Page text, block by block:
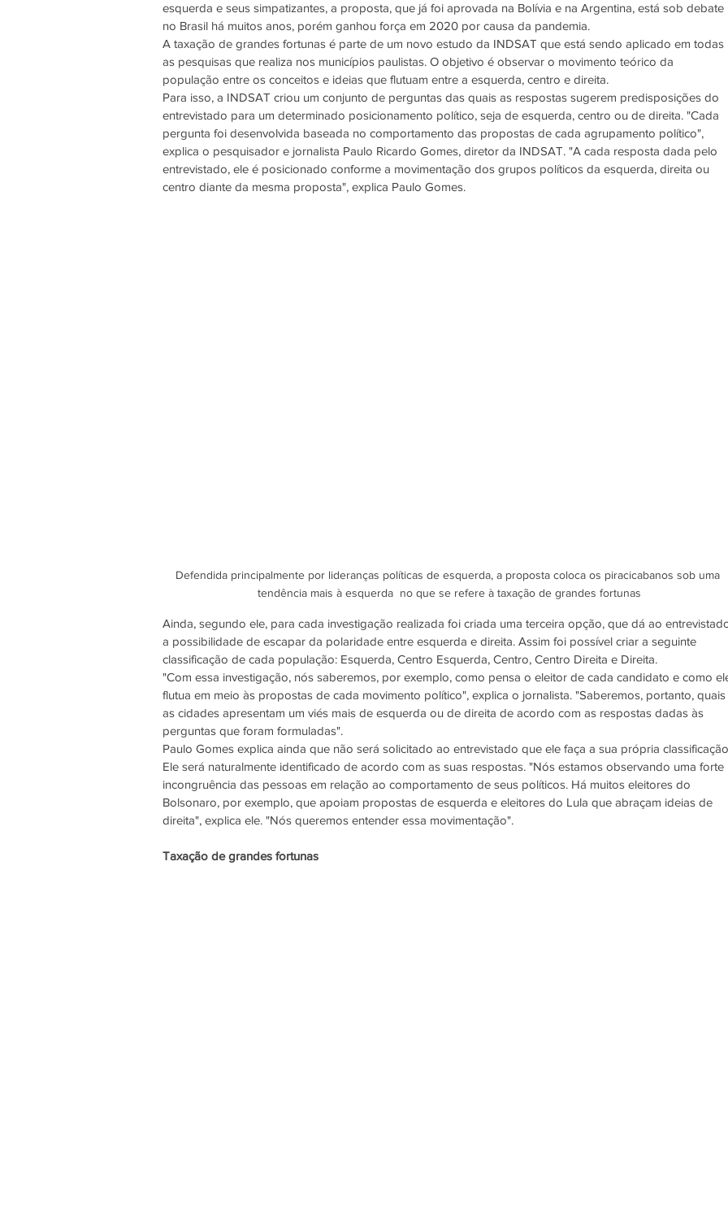
esquerda e seus simpatizantes, a proposta, que já foi aprovada na Bolívia e na Argentina, está sob debate
no Brasil há muitos anos, porém ganhou força em 2020 por causa da pandemia.
A taxação de grandes fortunas é parte de um novo estudo da INDSAT que está sendo aplicado em todas
as pesquisas que realiza nos municípios paulistas. O objetivo é observar o movimento teórico da
população entre os conceitos e ideias que flutuam entre a esquerda, centro e direita.
Para isso, a INDSAT criou um conjunto de perguntas das quais as respostas sugerem predisposições do
entrevistado para um determinado posicionamento político, seja de esquerda, centro ou de direita. "Cada
pergunta foi desenvolvida baseada no comportamento das propostas de cada agrupamento político",
explica o pesquisador e jornalista Paulo Ricardo Gomes, diretor da INDSAT. "A cada resposta dada pelo
entrevistado, ele é posicionado conforme a movimentação dos grupos políticos da esquerda, direita ou
centro diante da mesma proposta", explica Paulo Gomes.
Defendida principalmente por lideranças políticas de esquerda, a proposta coloca os piracicabanos sob uma
tendência mais à esquerda  no que se refere à taxação de grandes fortunas
Ainda, segundo ele, para cada investigação realizada foi criada uma terceira opção, que dá ao
a possibilidade de escapar da polaridade entre esquerda e direita. Assim foi possível criar a seguinte
classificação de cada população: Esquerda, Centro Esquerda, Centro, Centro Direita e Direita.
"Com essa investigação, nós saberemos, por exemplo, como pensa o eleitor de cada candidato e como
flutua em meio às propostas de cada movimento político", explica o jornalista. "Saberemos, portanto, quais
as cidades apresentam um viés mais de esquerda ou de direita de acordo com as respostas dadas às
perguntas que foram formuladas".
Paulo Gomes explica ainda que não será solicitado ao entrevistado que ele faça a sua própria
Ele será naturalmente identificado de acordo com as suas respostas. "Nós estamos observando uma forte
incongruência das pessoas em relação ao comportamento de seus políticos. Há muitos eleitores do
Bolsonaro, por exemplo, que apoiam propostas de esquerda e eleitores do Lula que abraçam ideias de
direita", explica ele. "Nós queremos entender essa movimentação".
Taxação de grandes fortunas